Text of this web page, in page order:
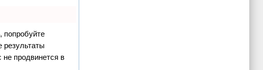
попробуйте
результаты
продвинется в